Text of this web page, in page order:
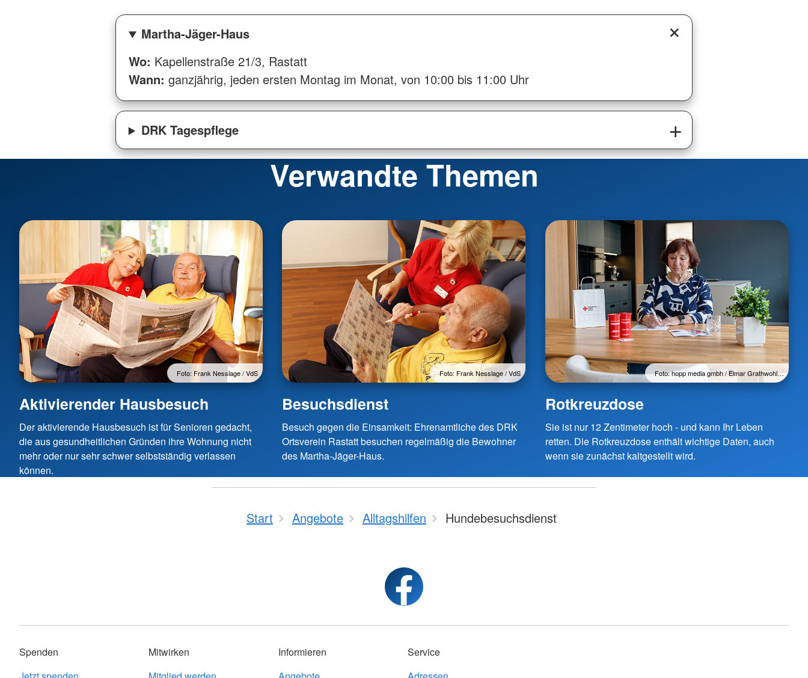
Martha-Jäger-Haus
Wo: Kapellenstraße 21/3, Rastatt
Wann: ganzjährig, jeden ersten Montag im Monat, von 10:00 bis 11:00 Uhr
DRK Tagespflege
Verwandte Themen
Foto: Frank Nesslage / VdS
Aktivierender Hausbesuch
Der aktivierende Hausbesuch ist für Senioren gedacht,
die aus gesundheitlichen Gründen ihre Wohnung nicht
mehr oder nur sehr schwer selbstständig verlassen
können.
Foto: Frank Nesslage / VdS
Besuchsdienst
Besuch gegen die Einsamkeit: Ehrenamtliche des DRK
Ortsverein Rastatt besuchen regelmäßig die Bewohner
des Martha-Jäger-Haus.
Foto: hopp media gmbh / Elmar Grathwohl…
Rotkreuzdose
Sie ist nur 12 Zentimeter hoch - und kann Ihr Leben
retten. Die Rotkreuzdose enthält wichtige Daten, auch
wenn sie zunächst kaltgestellt wird.
Start Angebote Alltagshilfen Hundebesuchsdienst
Spenden
Mitwirken
Informieren
Service